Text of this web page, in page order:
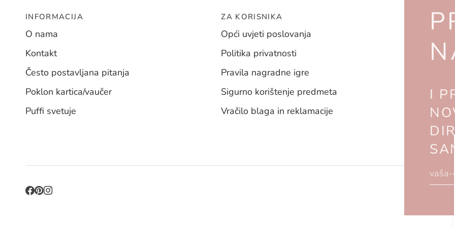
I
INFORMACIJA
O nama
Kontakt
Često postavljana pitanja
Poklon kartica/vaučer
Puffi svetuje
ZA KORISNIKA
Opći uvjeti poslovanja
Politika privatnosti
Pravila nagradne igre
Sigurno korištenje predmeta
Vračilo blaga in reklamacije